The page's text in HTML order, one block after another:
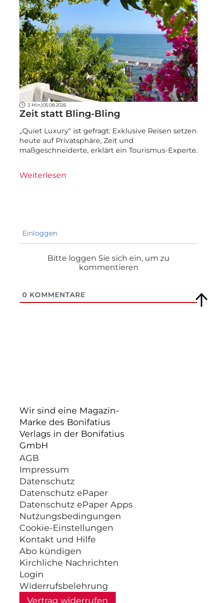
3 Min. |05.08.2026
Zeit statt Bling-Bling
„Quiet Luxury“ ist gefragt: Exklusive Reisen setzen
heute auf Privatsphäre, Zeit und
maßgeschneiderte, erklärt ein Tourismus-Experte.
Weiterlesen
Einloggen
Bitte loggen Sie sich ein, um zu
kommentieren
0 KOMMENTARE
Wir sind eine Magazin-
Marke des Bonifatius
Verlags in der Bonifatius
GmbH
AGB
Impressum
Datenschutz
Datenschutz ePaper
Datenschutz ePaper Apps
Nutzungsbedingungen
Cookie-Einstellungen
Kontakt und Hilfe
Abo kündigen
Kirchliche Nachrichten
Login
Widerrufsbelehrung
Vertrag widerrufen